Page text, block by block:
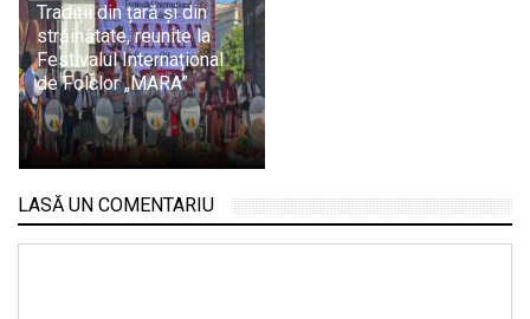
Tradiții din țară și din
străinătate, reunite la
Festivalul Internațional
de Folclor „MARA”
LASĂ UN COMENTARIU